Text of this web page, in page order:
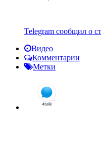
Telegram сообщил о
Видео
Комментарии
Метки